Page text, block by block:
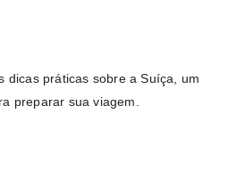
dicas práticas sobre a Suíça, um
preparar sua viagem.